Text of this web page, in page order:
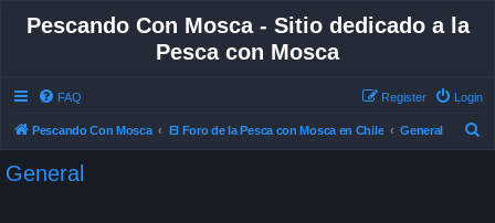
Pescando Con Mosca - Sitio dedicado a la
Pesca con Mosca
FAQ Login
Register
Pescando Con Mosca El Foro de la Pesca con Mosca en Chile General
General